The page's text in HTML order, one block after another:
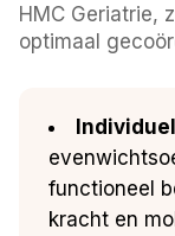
HMC Geriatrie,
optimaal
functioneel
kracht en